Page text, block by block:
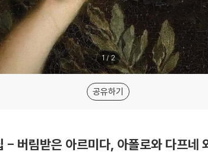
1/2
공유하기
버림받은 아르미다, 아폴로와 다